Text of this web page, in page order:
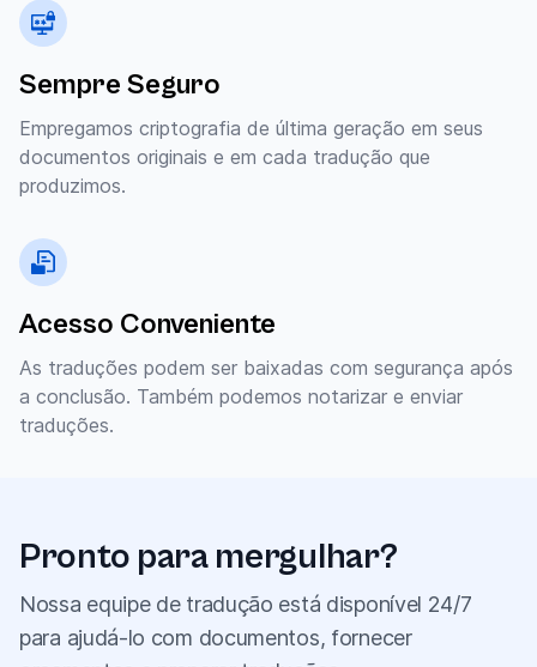
Sempre Seguro
Empregamos criptografia de última geração em seus
documentos originais e em cada tradução que
produzimos.
Acesso Conveniente
As traduções podem ser baixadas com segurança após
a conclusão. Também podemos notarizar e enviar
traduções.
Pronto para mergulhar?
Nossa equipe de tradução está disponível 24/7
para ajudá-lo com documentos, fornecer